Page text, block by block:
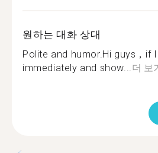
원하는 대화 상대
Polite and humor.Hi guys，if
immediately and show...더 보